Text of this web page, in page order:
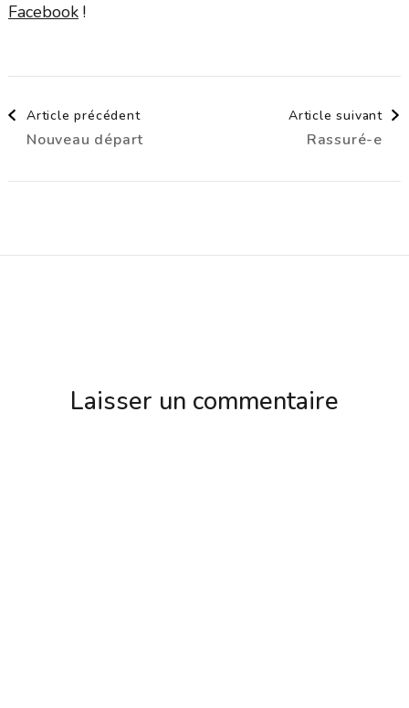
Facebook!
Navigation
d'article
Article précédent
Nouveau départ
Article suivant
Rassuré-e
Laisser un commentaire